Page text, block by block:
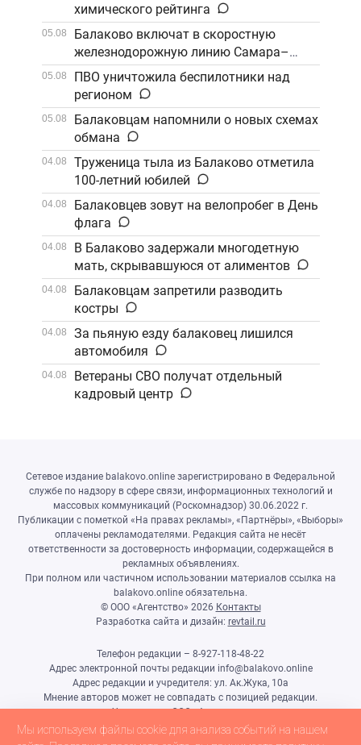
химического рейтинга
05.08
Балаково включат в скоростную
железнодорожную линию Самара–
Саратов
05.08
ПВО уничтожила беспилотники над
регионом
05.08
Балаковцам напомнили о новых схемах
обмана
04.08
Труженица тыла из Балаково отметила
100-летний юбилей
04.08
Балаковцев зовут на велопробег в День
флага
04.08
В Балаково задержали многодетную
мать, скрывавшуюся от алиментов
04.08
Балаковцам запретили разводить
костры
04.08
За пьяную езду балаковец лишился
автомобиля
04.08
Ветераны СВО получат отдельный
кадровый центр
Сетевое издание balakovo.online зарегистрировано в Федеральной
службе по надзору в сфере связи, информационных технологий и
массовых коммуникаций (Роскомнадзор) 30.06.2022 г.
Публикации с пометкой «На правах рекламы», «Партнёры», «Выборы»
оплачены рекламодателями. Редакция сайта не несёт
ответственности за достоверность информации, содержащейся в
рекламных объявлениях.
При полном или частичном использовании материалов ссылка на
balakovo.online обязательна.
© ООО «Агентство» 2026 Контакты
Разработка сайта и дизайн: revtail.ru
Телефон редакции – 8-927-118-48-22
Адрес электронной почты редакции info@balakovo.online
Адрес редакции и учредителя: ул. Ак.Жука, 10а
Мнение авторов может не совпадать с позицией редакции.
Учредитель: ООО «Агентство»
Гл.редактор Ивлиева Н.Н.
Настоящий ресурс может содержать материалы 18+
Мы используем файлы cookie для анализа событий на нашем